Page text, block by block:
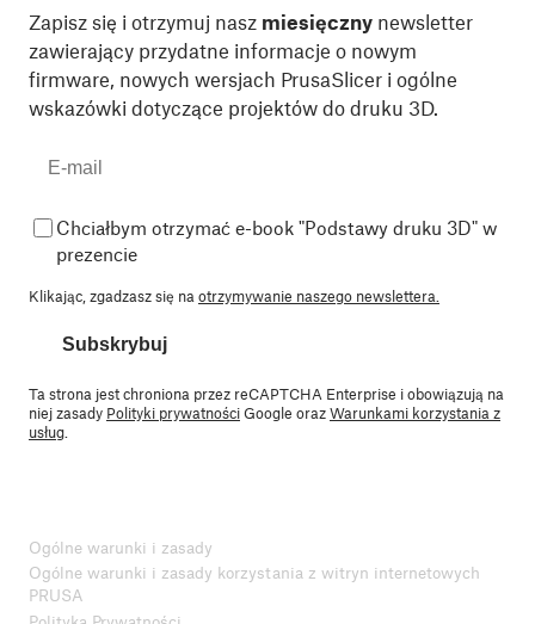
Zapisz się i otrzymuj nasz miesięczny newsletter
zawierający przydatne informacje o nowym
firmware, nowych wersjach PrusaSlicer i ogólne
wskazówki dotyczące projektów do druku 3D.
Chciałbym otrzymać e-book "Podstawy druku 3D" w
prezencie
Klikając, zgadzasz się na otrzymywanie naszego newslettera.
Subskrybuj
Ta strona jest chroniona przez reCAPTCHA Enterprise i obowiązują na
niej zasady Polityki prywatnościGoogle orazWarunkami korzystania z
usług
Ogólne warunki i zasady
Ogólne warunki i zasady korzystania z witryn internetowych
PRUSA